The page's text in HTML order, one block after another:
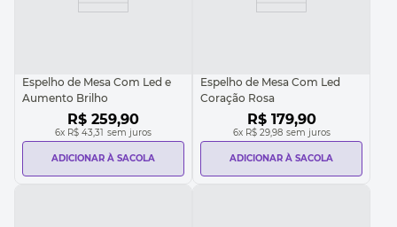
Espelho de Mesa Com Led e
Aumento Brilho
R$ 259,90
6x R$ 43,31 sem juros
ADICIONAR À SACOLA
Espelho de Mesa Com Led
Coração Rosa
R$ 179,90
6x R$ 29,98 sem juros
ADICIONAR À SACOLA